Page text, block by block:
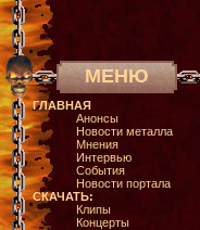
МЕНЮ
ГЛАВНАЯ
Анонсы
Новости металла
Мнения
Интервью
События
Новости портала
СКАЧАТЬ:
Клипы
Концерты